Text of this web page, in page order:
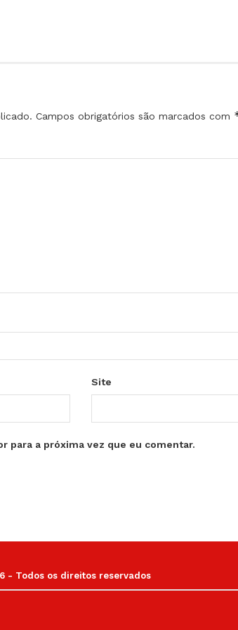
Campos obrigatórios são marcados com
Site
para a próxima vez que eu comentar.
- Todos os direitos reservados